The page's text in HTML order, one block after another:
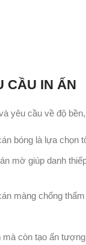
CẦU IN ẤN
yêu cầu về độ
bóng là lựa chọn
mờ giúp danh
màng chống
còn tạo ấn